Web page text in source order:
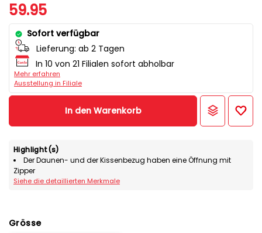
59.95
Sofort verfügbar
Lieferung: ab 2 Tagen
In 10 von 21 Filialen sofort abholbar
Mehr erfahren
Ausstellung in Filiale
In den Warenkorb
Highlight(s)
Der Daunen- und der Kissenbezug haben eine Öffnung mit
Zipper
Siehe die detaillierten Merkmale
Grösse